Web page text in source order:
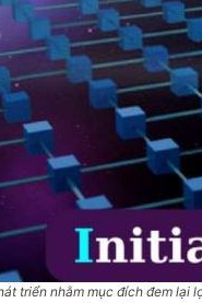
triển nhằm mục đích đem lại